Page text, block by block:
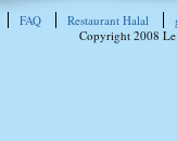
FAQ Restaurant Halal
Copyright 2008